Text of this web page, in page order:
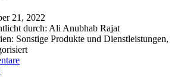
21, 2022
durch: Ali Anubhab Rajat
Sonstige Produkte und Dienstleistungen,